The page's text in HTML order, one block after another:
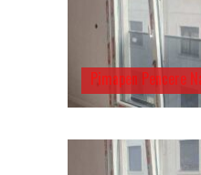
Pimapen Pencere